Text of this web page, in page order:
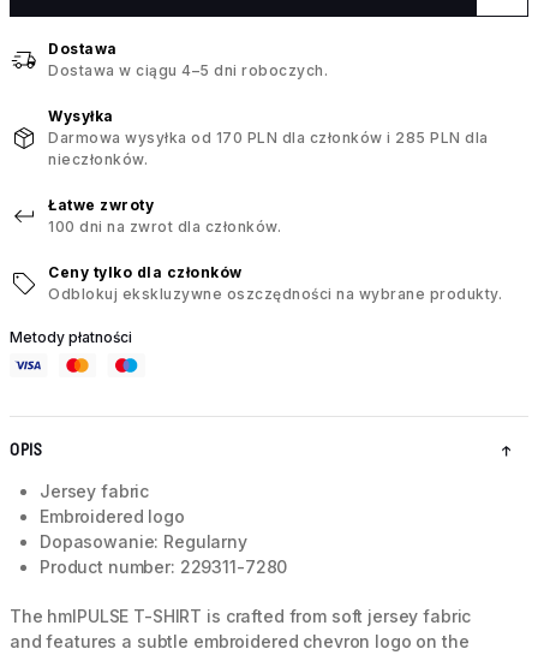
Dostawa
Dostawa w ciągu 4–5 dni roboczych.
Wysyłka
Darmowa wysyłka od 170 PLN dla członków i 285 PLN dla
nieczłonków.
Łatwe zwroty
100 dni na zwrot dla członków.
Ceny tylko dla członków
Odblokuj ekskluzywne oszczędności na wybrane produkty.
Metody płatności
OPIS
Jersey fabric
Embroidered logo
Dopasowanie: Regularny
Product number: 229311-7280
The hmlPULSE T-SHIRT is crafted from soft jersey fabric
and features a subtle embroidered chevron logo on the